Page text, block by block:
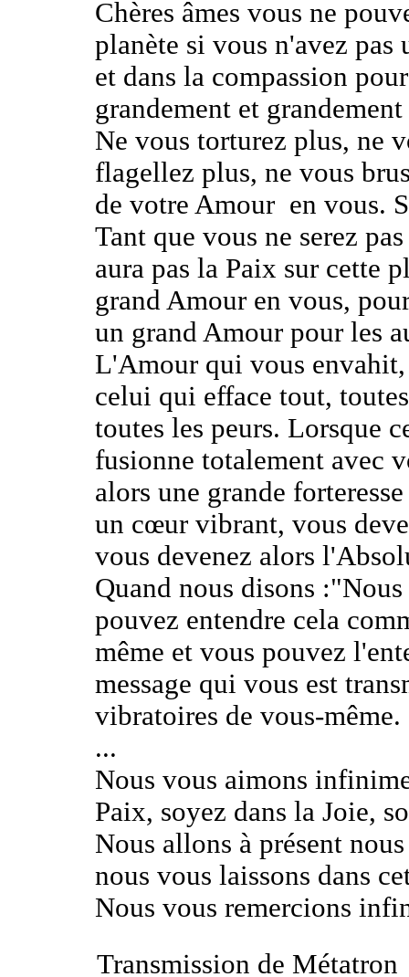
Chères âmes vous ne
planète si vous n'avez
et dans la compassion
grandement et
Ne vous torturez plus, ne
flagellez plus, ne vous
de votre Amour en vous.
Tant que vous ne serez
aura pas la Paix sur cette
grand Amour en vous,
un grand Amour pour les
L'Amour qui vous
celui qui efface tout,
toutes les peurs. Lorsque
fusionne totalement avec
alors une grande
un cœur vibrant, vous
vous devenez alors
Quand nous disons
pouvez entendre cela
même et vous pouvez
message qui vous est
vibratoires de vous-même.
...
Nous vous aimons
Paix, soyez dans la Joie,
Nous allons à présent
nous vous laissons dans
Nous vous remercions
Transmission de Métatron